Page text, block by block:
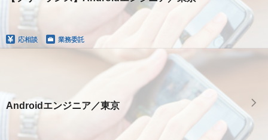
応相談 業務委託
Androidエンジニア／東京